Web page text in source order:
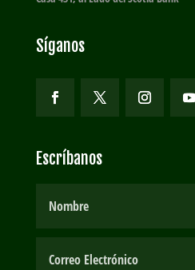
Síganos
Escríbanos